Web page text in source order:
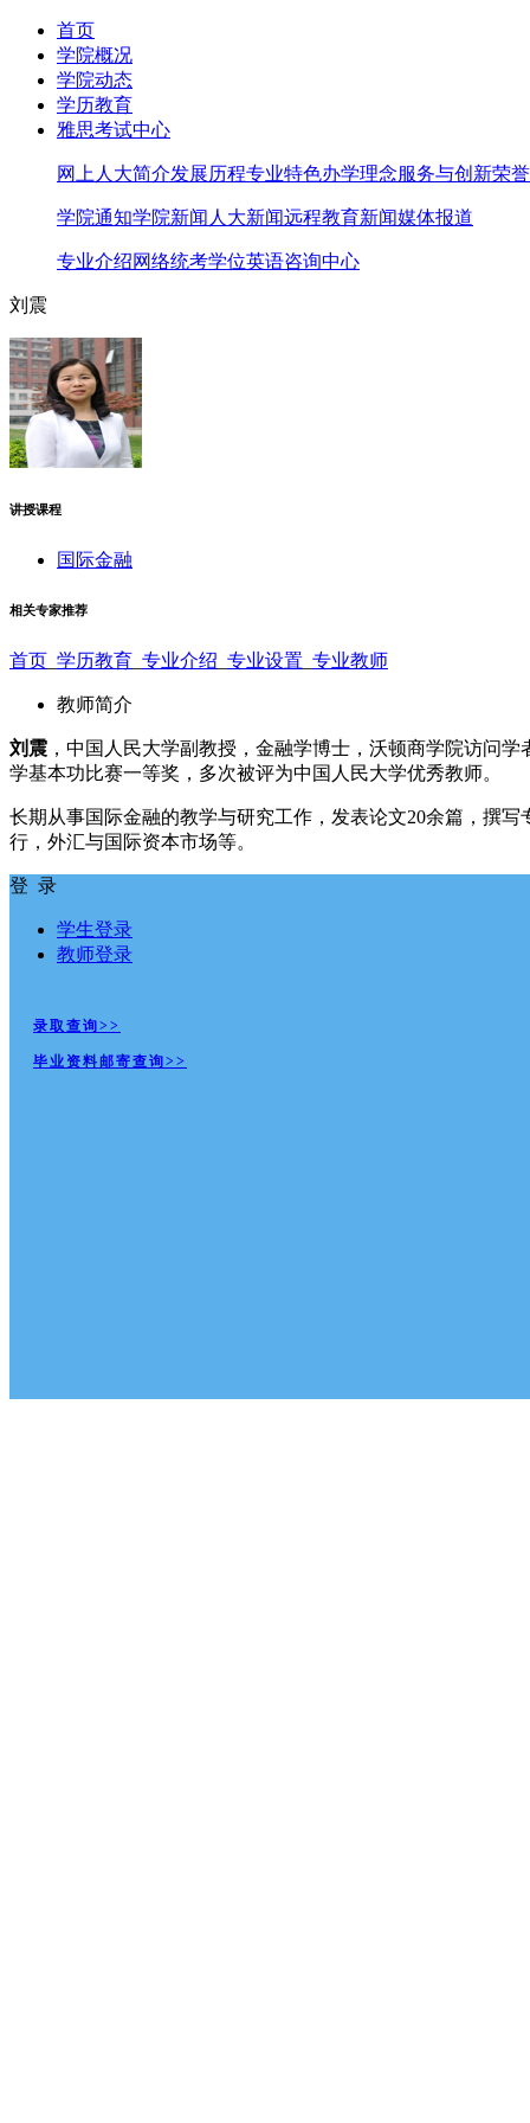
首页
学院概况
学院动态
学历教育
雅思考试中心
网上人大简介发展历程专业特色办学理念服务与创新荣
学院通知学院新闻 人大新闻远程教育新闻媒体报道
专业介绍网络统考学位英语咨询中心
刘震
讲授课程
国际金融
相关专家推荐
首页 学历教育 专业介绍 专业设置 专业教师
教师简介
刘震 ，中国人民大学副教授，金融学博士，沃顿商学院访问
学基本功比赛一等奖，多次被评为中国人民大学优秀教师。
长期从事国际金融的教学与研究工作，发表论文20余篇，撰
行，外汇与国际资本市场等。
登 录
学生登录
教师登录
录取查询>>
毕业资料邮寄查询>>